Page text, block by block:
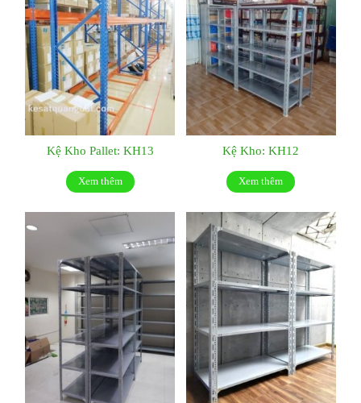
Kệ Kho Pallet: KH13
Xem thêm
Kệ Kho: KH12
Xem thêm